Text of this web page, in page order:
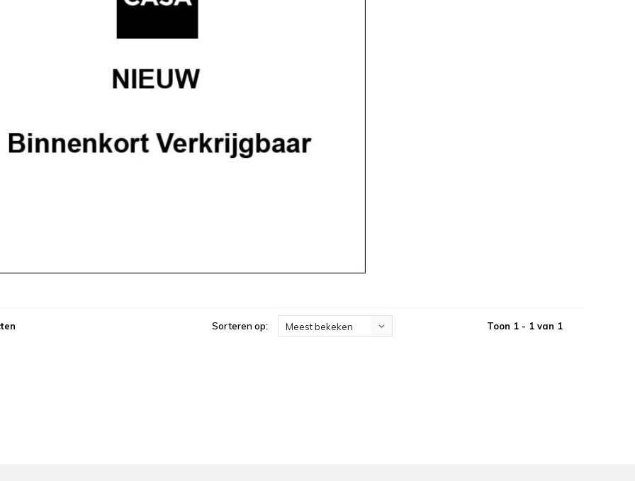
Sorteren op: Meest bekeken Toon 1 - 1 van 1